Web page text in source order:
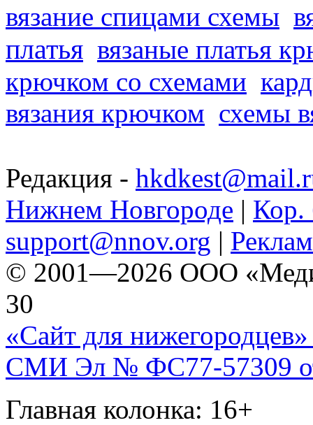
вязание спицами схемы
платья вязаные платья
крючком со схемами
вязания крючком схемы
Редакция -
Нижнем Новгороде | Кор.
support@nnov.org |
© 2001—2026 ООО
30
«Сайт для нижегородцев»
СМИ Эл № ФС77-57309
Главная колонка: 16+